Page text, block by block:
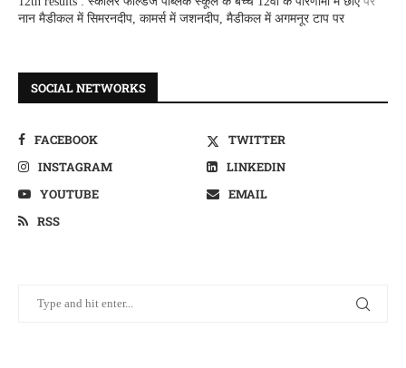
नान मैडीकल में सिमरनदीप, कामर्स में जशनदीप, मैडीकल में अगमनूर टाप पर
SOCIAL NETWORKS
FACEBOOK
TWITTER
INSTAGRAM
LINKEDIN
YOUTUBE
EMAIL
RSS